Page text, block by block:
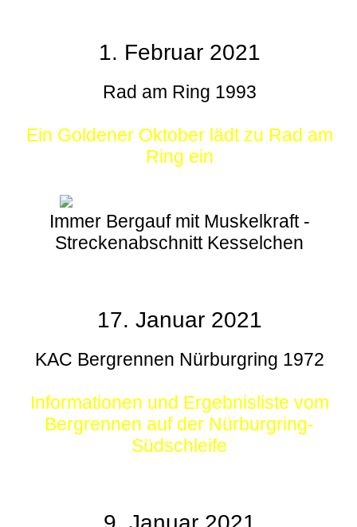
1. Februar 2021
Rad am Ring 1993
Ein Goldener Oktober lädt zu Rad am
Ring ein
Immer Bergauf mit Muskelkraft -
Streckenabschnitt Kesselchen
17. Januar 2021
KAC Bergrennen Nürburgring 1972
Informationen und Ergebnisliste vom
Bergrennen auf der Nürburgring-
Südschleife